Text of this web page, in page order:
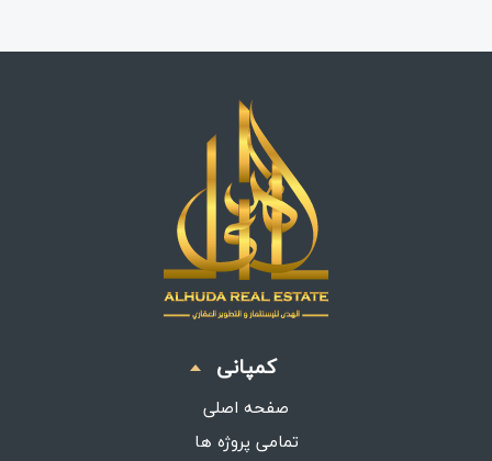
کمپانی
صفحه اصلی
تمامی پروژه ها